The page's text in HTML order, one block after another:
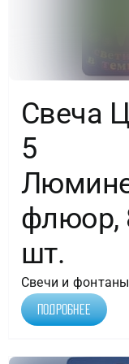
Свеча
5
флюор,
шт.
Свечи и
Подробнее